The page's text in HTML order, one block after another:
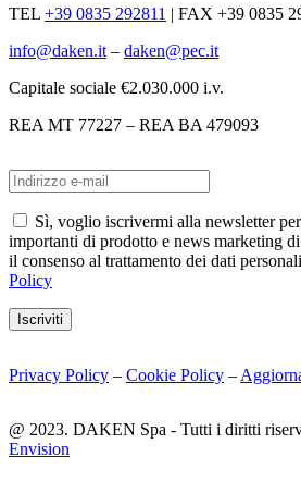
TEL +39 0835 292811 | FAX +39 0835
info@daken.it – daken@pec.it
Capitale sociale €2.030.000 i.v.
REA MT 77227 – REA BA 479093
Sì, voglio iscrivermi alla newsletter
importanti di prodotto e news marketing
il consenso al trattamento dei dati
Policy
Iscriviti
Privacy Policy – Cookie Policy –
@ 2023. DAKEN Spa - Tutti i diritti
Envision